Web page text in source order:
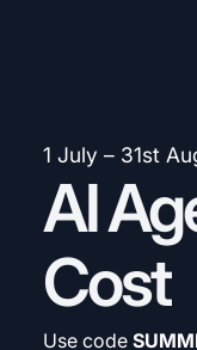
1 July – 31st
AI
Cost
Use code